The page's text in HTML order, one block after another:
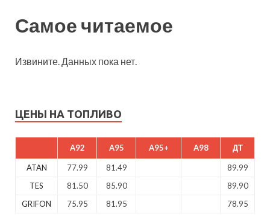
Самое читаемое
Извините. Данных пока нет.
ЦЕНЫ НА ТОПЛИВО
A92 A95 A95+ A98 ДТ
ATAN 77.99 81.49
89.99
TES
81.50 85.90
89.90
GRIFON
75.95 81.95 78.95